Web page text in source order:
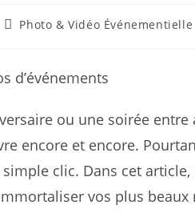
PostPhoto & Vidéo Événementielle
d’événements
ou une soirée entre
encore et encore.
clic. Dans cet
vos plus beaux